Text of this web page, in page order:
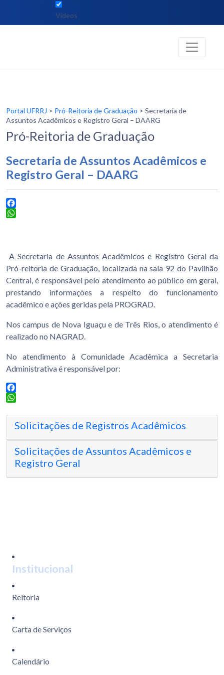
Vídeos
Portal UFRRJ > Pró-Reitoria de Graduação > Secretaria de
Assuntos Acadêmicos e Registro Geral – DAARG
Pró-Reitoria de Graduação
Secretaria de Assuntos Acadêmicos e
Registro Geral – DAARG
A Secretaria de Assuntos Acadêmicos e Registro Geral da
Pró-reitoria de Graduação, localizada na sala 92 do Pavilhão
Central, é responsável pelo atendimento ao público em geral,
prestando informações a respeito do funcionamento
acadêmico e ações geridas pela PROGRAD.
Nos campus de Nova Iguaçu e de Três Rios, o atendimento é
realizado no NAGRAD.
No atendimento à Comunidade Acadêmica a Secretaria
Administrativa é responsável por:
Facebook
Solicitações de Registros Acadêmicos
Solicitações de Assuntos Acadêmicos e
Registro Geral
Institucional
Reitoria
Carta de Serviços
Calendário